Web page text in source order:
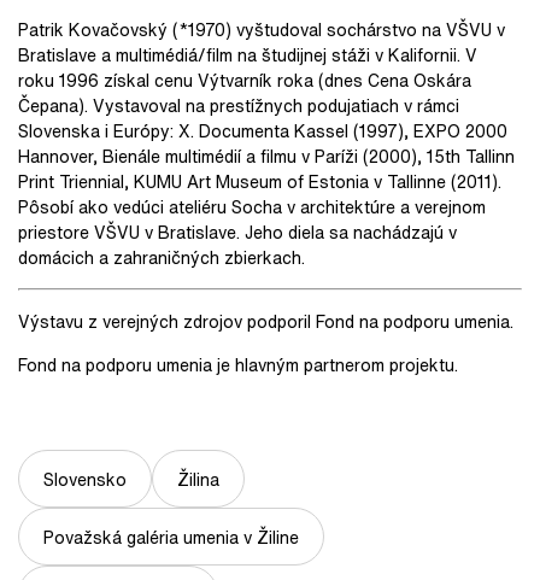
Patrik Kovačovský (*1970) vyštudoval sochárstvo na VŠVU v
Bratislave a multimédiá/film na študijnej stáži v Kalifornii. V
roku 1996 získal cenu Výtvarník roka (dnes Cena Oskára
Čepana). Vystavoval na prestížnych podujatiach v rámci
Slovenska i Európy: X. Documenta Kassel (1997), EXPO 2000
Hannover, Bienále multimédií a filmu v Paríži (2000), 15th Tallinn
Print Triennial, KUMU Art Museum of Estonia v Tallinne (2011).
Pôsobí ako vedúci ateliéru Socha v architektúre a verejnom
priestore VŠVU v Bratislave. Jeho diela sa nachádzajú v
domácich a zahraničných zbierkach.
Výstavu z verejných zdrojov podporil Fond na podporu umenia.
Fond na podporu umenia je hlavným partnerom projektu.
Slovensko Žilina
Považská galéria umenia v Žiline